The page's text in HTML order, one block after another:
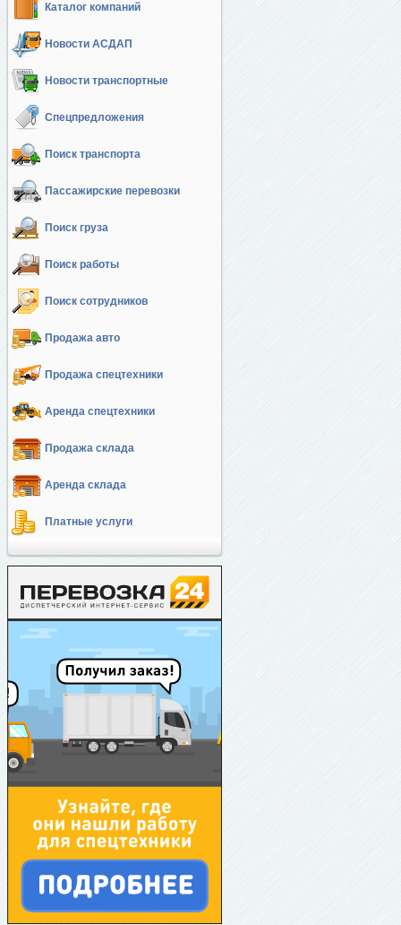
Каталог компаний
Новости АСДАП
Новости транспортные
Спецпредложения
Поиск транспорта
Пассажирские перевозки
Поиск груза
Поиск работы
Поиск сотрудников
Продажа авто
Продажа спецтехники
Аренда спецтехники
Продажа склада
Аренда склада
Платные услуги